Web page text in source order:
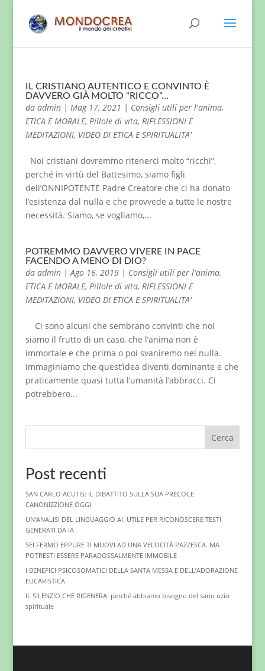
IL CRISTIANO AUTENTICO E CONVINTO È
DAVVERO GIÀ MOLTO “RICCO”…
da admin| Mag 17, 2021 | Consigli utili per l'anima,
ETICA E MORALE, Pillole di vita, RIFLESSIONI E
MEDITAZIONI, VIDEO DI ETICA E SPIRITUALITA'
Noi cristiani dovremmo ritenerci molto “ricchi”,
perché in virtù del Battesimo, siamo figli
dell’ONNIPOTENTE Padre Creatore che ci ha donato
l’esistenza dal nulla e che provvede a tutte le nostre
necessità. Siamo, se vogliamo,...
POTREMMO DAVVERO VIVERE IN PACE
FACENDO A MENO DI DIO?
da admin|Ago 16, 2019| Consigli utili per l'anima,
ETICA E MORALE, Pillole di vita, RIFLESSIONI E
MEDITAZIONI, VIDEO DI ETICA E SPIRITUALITA'
Ci sono alcuni che sembrano convinti che noi
siamo il frutto di un caso, che l’anima non è
immortale e che prima o poi svaniremo nel nulla.
Immaginiamo che quest’idea diventi dominante e che
praticamente quasi tutta l’umanità l’abbracci. Ci
potrebbero...
Cerca
Post recenti
SAN CARLO ACUTIS: IL DIBATTITO SULLA SUA PRECOCE
CANONIZZIONE OGGI
UN’ANALISI DEL LINGUAGGIO AI. UTILE PER RICONOSCERE TESTI
GENERATI DA IA
SEI FERMO EPPURE TI MUOVI AD UNA VELOCITÀ PAZZESCA. MA
POTRESTI ESSERE PARADOSSALMENTE IMMOBILE
I BENEFICI PSICOSOMATICI DELLA SANTA MESSA E DELL’ADORAZIONE
EUCARISTICA
IL SILENZIO CHE RIGENERA: perché abbiamo bisogno del sano ozio
spirituale